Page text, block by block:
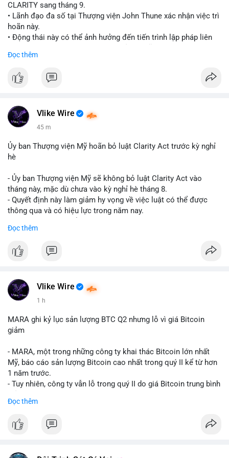
CLARITY sang tháng 9.
• Lãnh đạo đa số tại Thượng viện John Thune xác nhận việc trì
hoãn này.
• Động thái này có thể ảnh hưởng đến tiến trình lập pháp liên
📰 Nguồn: Cointelegraph
Đọc thêm
Vlike Wire
45 m
Ủy ban Thượng viện Mỹ hoãn bỏ luật Clarity Act trước kỳ nghỉ
hè
- Ủy ban Thượng viện Mỹ sẽ không bỏ luật Clarity Act vào
tháng này, mặc dù chưa vào kỳ nghỉ hè tháng 8.
- Quyết định này làm giảm hy vọng về việc luật có thể được
thông qua và có hiệu lực trong năm nay.
mục chứng chỉ cho tài sản số tại Mỹ.
và phát triển thị trường crypto tại Mỹ.
#vlikevn #titanbot
📰 Nguồn: CoinDesk
Đọc thêm
Vlike Wire
1 h
MARA ghi kỷ lục sản lượng BTC Q2 nhưng lỗ vì giá Bitcoin
giảm
- MARA, một trong những công ty khai thác Bitcoin lớn nhất
Mỹ, báo cáo sản lượng Bitcoin cao nhất trong quý II kể từ hơn
1 năm trước.
- Tuy nhiên, công ty vẫn lỗ trong quý II do giá Bitcoin trung bình
- Sự tăng sản lượng không đủ bù đắp cho sự suy giảm giá trị
Đọc thêm